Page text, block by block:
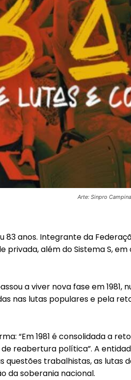
Arte: Sinpro
83 anos. Integrante da
além do Sistema S,
a viver nova fase em 1981,
nas lutas populares e pela
“Em 1981 é consolidada a
reabertura política”. A
trabalhistas, as lutas
da soberania nacional.